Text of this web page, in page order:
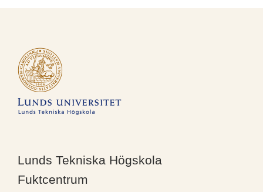
Lunds Tekniska Högskola
Fuktcentrum